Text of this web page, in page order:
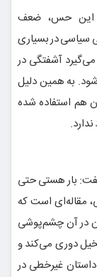
این حس، ضعف
سیاسی در بسیاری
آشفتگی در
به همین دلیل
هم استفاده شده
گفت: بار هستی حتی
مقاله‌ای است که
در آن چشم‌پوشی
تخیل دوری می‌کند و
غیرخطی در